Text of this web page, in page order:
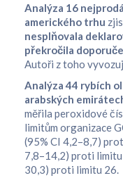
Analýza 16
amerického trhu
nesplňovala
překročila
Autoři z toho
Analýza 44 rybích
arabských
měřila peroxidové
limitům organizace
(95% CI 4,2–8,7)
7,8–14,2) proti limitu
30,3) proti limitu 26.